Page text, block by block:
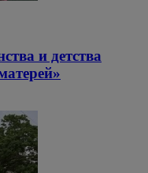
и детства